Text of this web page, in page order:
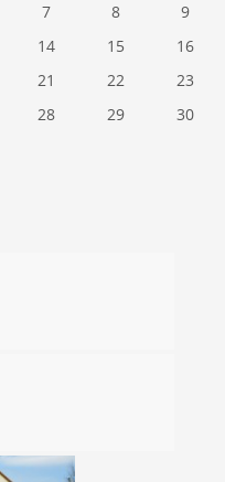
7 8
9
14 15
16
21 22
23
28 29
30